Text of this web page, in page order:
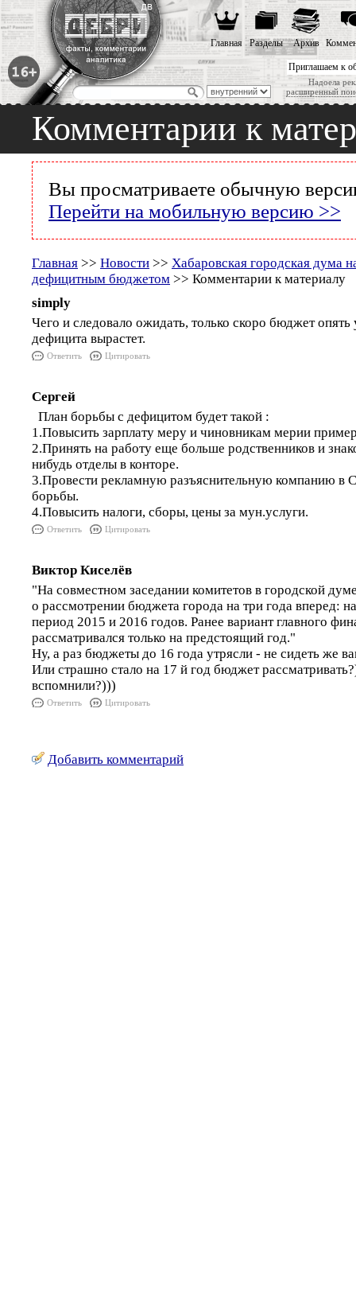
Приглашаем к
Надоела
расширенный
Главная Разделы Архив
Комментарии к
Вы просматриваете обычную
Перейти на мобильную версию >>
Главная >> Новости >> Хабаровская городская дума
дефицитным бюджетом >> Комментарии к материалу
simply
Чего и следовало ожидать, только скоро бюджет
дефицита вырастет.
Ответить Цитировать
Сергей
План борьбы с дефицитом будет такой :
1.Повысить зарплату меру и чиновникам мерии
2.Принять на работу еще больше родственников и
нибудь отделы в конторе.
3.Провести рекламную разъяснительную компанию в
борьбы.
4.Повысить налоги, сборы, цены за мун.услуги.
Ответить Цитировать
Виктор Киселёв
"На совместном заседании комитетов в городской
о рассмотрении бюджета города на три года вперед:
период 2015 и 2016 годов. Ранее вариант главного
рассматривался только на предстоящий год."
Ну, а раз бюджеты до 16 года утрясли - не сидеть же
Или страшно стало на 17 й год бюджет
вспомнили?)))
Ответить Цитировать
Добавить комментарий